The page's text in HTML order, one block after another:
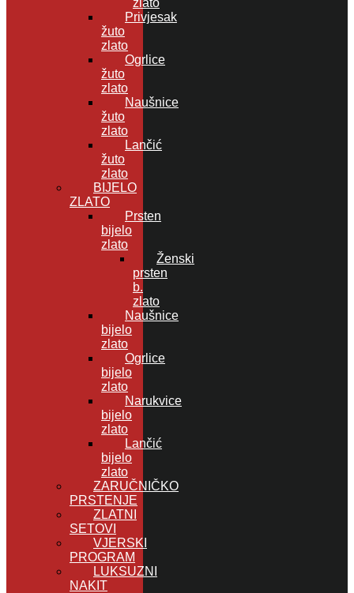
Privjesak
žuto
zlato
Ogrlice
žuto
zlato
Naušnice
žuto
zlato
Lančić
žuto
zlato
BIJELO
ZLATO
Prsten
bijelo
zlato
Ženski
prsten
b.
zlato
Naušnice
bijelo
zlato
Ogrlice
bijelo
zlato
Narukvice
bijelo
zlato
Lančić
bijelo
zlato
ZARUČNIČKO
PRSTENJE
ZLATNI
SETOVI
VJERSKI
PROGRAM
LUKSUZNI
NAKIT